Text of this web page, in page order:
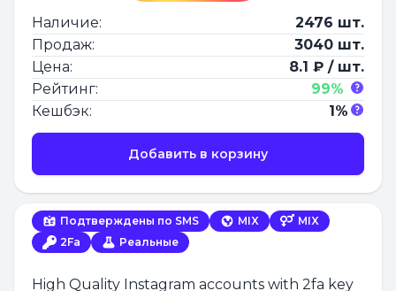
Подтверждены по SMS MIX
MIX
2Fa
Реальные
High Quality Instagram accounts with 2fa key
Наличие:
2476 шт.
Продаж:
3040 шт.
Цена:
8.1 ₽ / шт.
Рейтинг:
99%
Кешбэк:
1%
Добавить в корзину